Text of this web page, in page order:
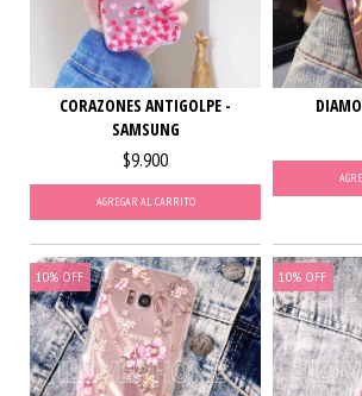
CORAZONES ANTIGOLPE -
SAMSUNG
$9.900
AGREGAR AL CARRITO
10% OFF 10% OFF